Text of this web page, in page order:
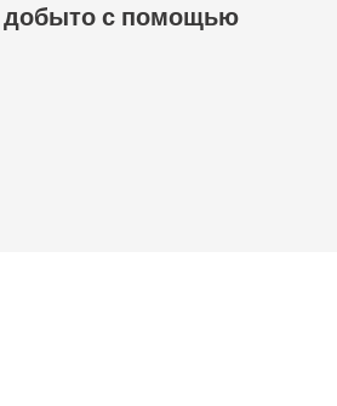
добыто с помощью